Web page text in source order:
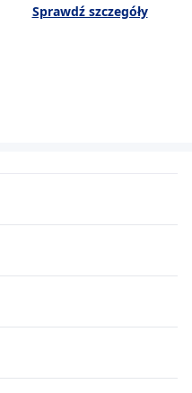
Sprawdź szczegóły